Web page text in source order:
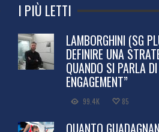
I PIÙ LETTI
LAMBORGHINI (SG
DEFINIRE UNA
QUANDO SI PARLA
ENGAGEMENT”
99.4K 85